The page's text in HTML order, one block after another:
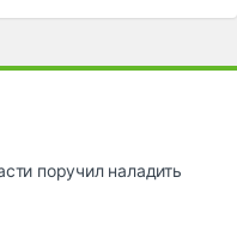
поручил наладить